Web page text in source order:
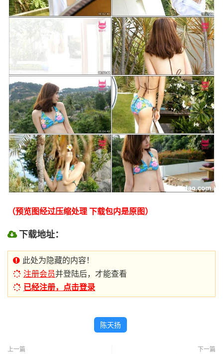
（预览图经过压缩处理 下载包内是原图）
下载地址：
此处为隐藏的内容！
注册会员并登陆后，才能查看
已经注册，点击登录
陈天扬
上一篇 下一篇